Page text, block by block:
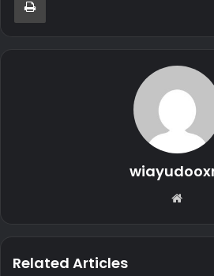
Related Articles